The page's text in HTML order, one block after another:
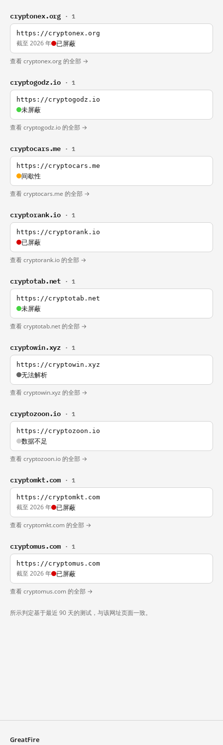
cryptonex.org · 1
https://cryptonex.org
截至 2026 年 已屏蔽
查看 cryptonex.org 的全部 →
cryptogodz.io · 1
https://cryptogodz.io
未屏蔽
查看 cryptogodz.io 的全部 →
cryptocars.me · 1
https://cryptocars.me
间歇性
查看 cryptocars.me 的全部 →
cryptorank.io · 1
https://cryptorank.io
已屏蔽
查看 cryptorank.io 的全部 →
cryptotab.net · 1
https://cryptotab.net
未屏蔽
查看 cryptotab.net 的全部 →
cryptowin.xyz · 1
https://cryptowin.xyz
无法解析
查看 cryptowin.xyz 的全部 →
cryptozoon.io · 1
https://cryptozoon.io
数据不足
查看 cryptozoon.io 的全部 →
cryptomkt.com · 1
https://cryptomkt.com
截至 2026 年 已屏蔽
查看 cryptomkt.com 的全部 →
cryptomus.com · 1
https://cryptomus.com
截至 2026 年 已屏蔽
查看 cryptomus.com 的全部 →
所示判定基于最近 90 天的测试，与该网址页面一致。
GreatFire